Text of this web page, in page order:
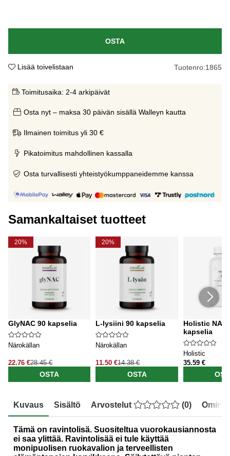
OSTA
Lisää toivelistaan Tuotenro:1865
Toimitusaika: 2-4 arkipäivät
Osta nyt – maksa 30 päivän sisällä Walleyn kautta
Ilmainen toimitus yli 30 €
Pikatoimitus mahdollinen kassalla
Osta turvallisesti yhteistyökumppaneidemme kanssa
Samankaltaiset tuotteet
20%
GlyNAC 90 kapselia
Närokällan
22.76 €28.45 €
OSTA
20%
L-lysiini 90 kapselia
Närokällan
11.50 €14.38 €
OSTA
Holistic NAC
kapselia
Holistic
35.59 €
Kuvaus Sisältö Arvostelut (0)
Tämä on ravintolisä. Suositeltua vuorokausiannosta
ei saa ylittää. Ravintolisää ei tule käyttää
monipuolisen ruokavalion ja terveellisten